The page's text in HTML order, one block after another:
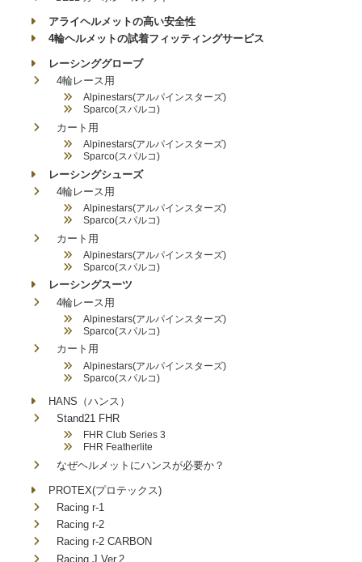
アライヘルメットの高い安全性
4輪ヘルメットの試着フィッティングサービス
レーシンググローブ
4輪レース用
Alpinestars(アルパインスターズ)
Sparco(スパルコ)
カート用
Alpinestars(アルパインスターズ)
Sparco(スパルコ)
レーシングシューズ
4輪レース用
Alpinestars(アルパインスターズ)
Sparco(スパルコ)
カート用
Alpinestars(アルパインスターズ)
Sparco(スパルコ)
レーシングスーツ
4輪レース用
Alpinestars(アルパインスターズ)
Sparco(スパルコ)
カート用
Alpinestars(アルパインスターズ)
Sparco(スパルコ)
HANS（ハンス）
Stand21 FHR
FHR Club Series 3
FHR Featherlite
なぜヘルメットにハンスが必要か？
PROTEX(プロテックス)
Racing r-1
Racing r-2
Racing r-2 CARBON
Racing J Ver.2